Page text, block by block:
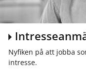
Nyfiken på att jobba
intresse.